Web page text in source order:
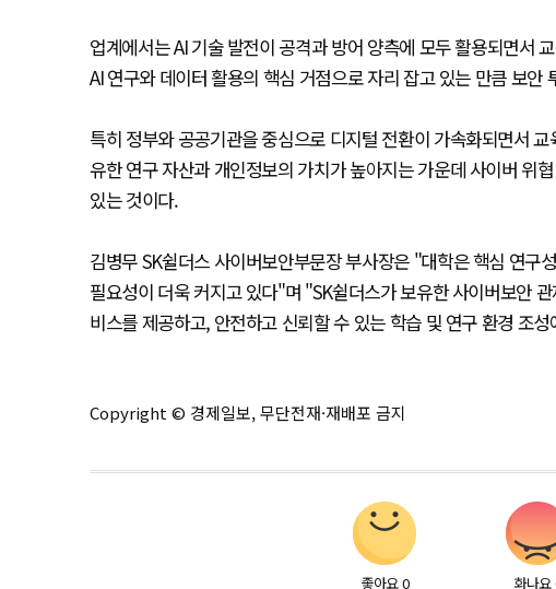
업계에서는 AI 기술 발전이 공격과 방어 양측에 모두 활용되면서
AI 연구와 데이터 활용의 핵심 거점으로 자리 잡고 있는 만큼 보
특히 정부와 공공기관을 중심으로 디지털 전환이 가속화되면서
유한 연구 자산과 개인정보의 가치가 높아지는 가운데 사이버 위
있는 것이다.
김병무 SK쉴더스 사이버보안부문장 부사장은 "대학은 핵심 연
필요성이 더욱 커지고 있다"며 "SK쉴더스가 보유한 사이버보안
비스를 제공하고, 안전하고 신뢰할 수 있는 학습 및 연구 환경 조
Copyright © 경제일보, 무단전재·재배포 금지
좋아요 0 화나요